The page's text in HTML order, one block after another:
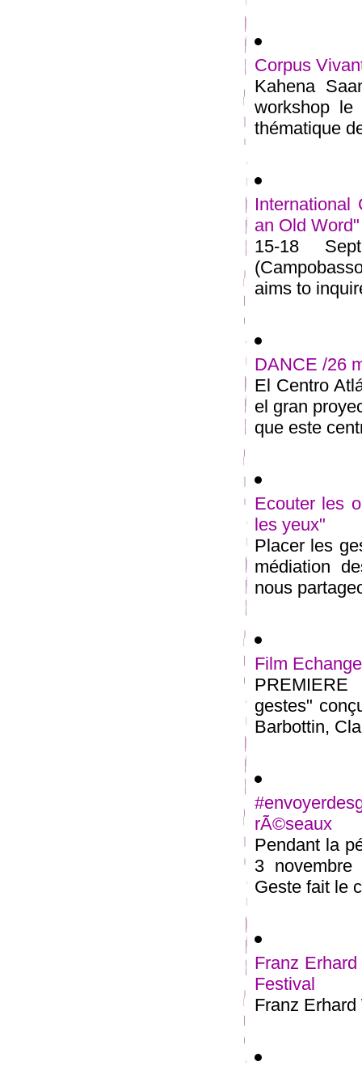
Corpus
Kahena
workshop le
thématique
International
an Old Word"
15-18
aims to
DANCE /26
El Centro
el gran
que este
Ecouter les
les yeux"
Placer les
médiation
nous
Film
gestes"
Barbottin,
rÃ©seaux
Pendant la
3 novembre
Geste fait le
Franz
Festival
Franz